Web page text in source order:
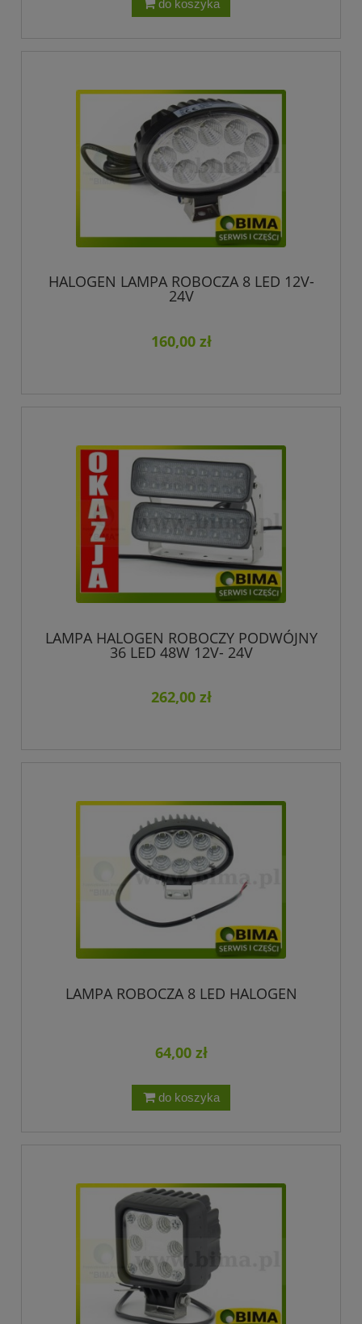
do koszyka
HALOGEN LAMPA ROBOCZA 8 LED 12V-
24V
160,00 zł
LAMPA HALOGEN ROBOCZY PODWÓJNY
36 LED 48W 12V- 24V
262,00 zł
LAMPA ROBOCZA 8 LED HALOGEN
64,00 zł
do koszyka